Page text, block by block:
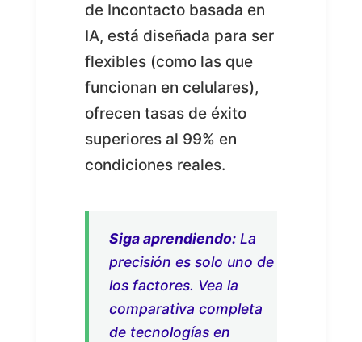
de Incontacto basada en
IA, está diseñada para ser
flexibles (como las que
funcionan en celulares),
ofrecen tasas de éxito
superiores al 99% en
condiciones reales.
Siga aprendiendo:La
precisión es solo uno de
los factores. Vea la
comparativa completa
de tecnologías en